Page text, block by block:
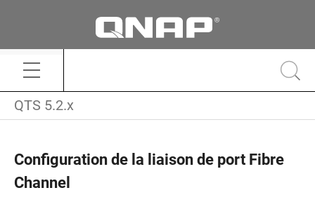
QTS 5.2.x
Configuration de la liaison de port Fibre
Channel